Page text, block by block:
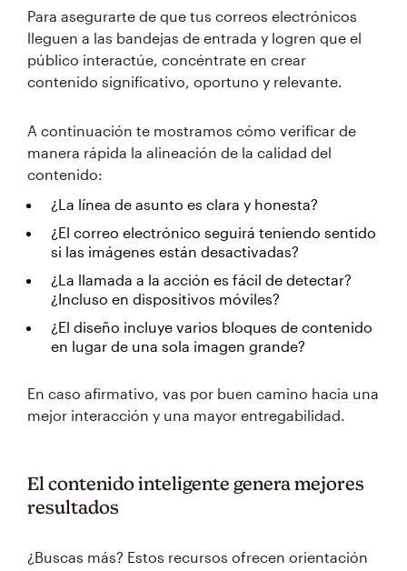
Para asegurarte de que tus correos electrónicos
lleguen a las bandejas de entrada y logren que el
público interactúe, concéntrate en crear
contenido significativo, oportuno y relevante.
A continuación te mostramos cómo verificar de
manera rápida la alineación de la calidad del
contenido:
¿La línea de asunto es clara y honesta?
¿El correo electrónico seguirá teniendo sentido
si las imágenes están desactivadas?
¿La llamada a la acción es fácil de detectar?
¿Incluso en dispositivos móviles?
¿El diseño incluye varios bloques de contenido
en lugar de una sola imagen grande?
En caso afirmativo, vas por buen camino hacia una
mejor interacción y una mayor entregabilidad.
El contenido inteligente genera mejores
resultados
¿Buscas más? Estos recursos ofrecen orientación